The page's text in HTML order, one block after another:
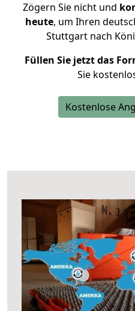
Zögern Sie nicht und
heute, um Ihren
Stuttgart nach
Füllen Sie jetzt das
Sie
Kostenlose